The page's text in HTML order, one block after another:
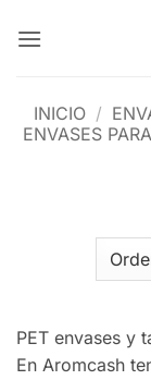
INICIO /
ENVASES
PET envases y
En Aromcash